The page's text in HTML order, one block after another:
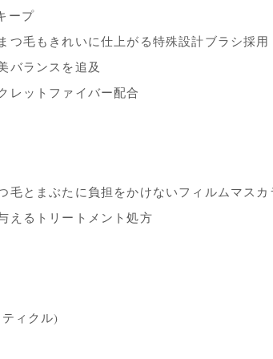
ープ
つ毛もきれいに仕上がる特殊設計ブラシ採用
バランスを追及
レットファイバー配合
毛とまぶたに負担をかけないフィルムマス
えるトリートメント処方
ィクル)